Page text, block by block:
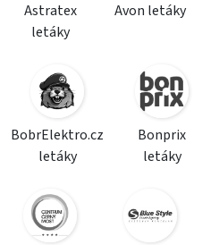
Astratex
letáky
Avon letáky
BobrElektro.cz
letáky
Bonprix
letáky